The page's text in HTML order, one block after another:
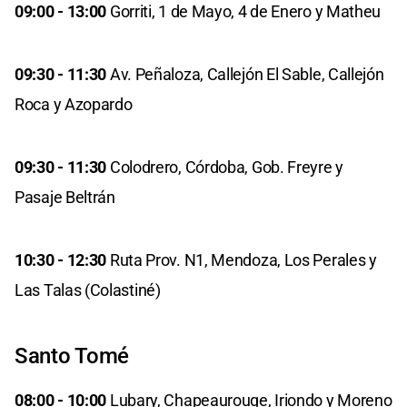
09:00 - 13:00 Gorriti, 1 de Mayo, 4 de Enero y Matheu
09:30 - 11:30Av. Peñaloza, Callejón El Sable, Callejón
Roca y Azopardo
09:30 - 11:30 Colodrero, Córdoba, Gob. Freyre y
Pasaje Beltrán
10:30 - 12:30 Ruta Prov. N1, Mendoza, Los Perales y
Las Talas (Colastiné)
Santo Tomé
08:00 - 10:00 Lubary, Chapeaurouge, Iriondo y Moreno